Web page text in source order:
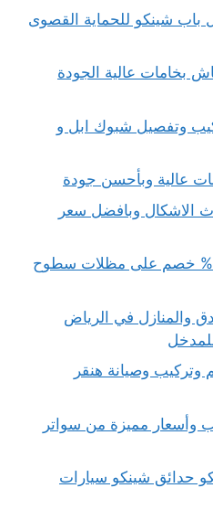
باب شينكو للحماية القصوى
بخامات عالية الجودة
وتفصيل شبوك ابل و
عالية وبأحسن جودة
الاشكال وبافضل سعر
مظلات اسطح بالرياض 50% خصم على مظلات سطوح
والمنازل في الرياض
وتركيب وصيانة هنقر
وأسعار مميزة من سواتر
حدائق شينكو سيارات